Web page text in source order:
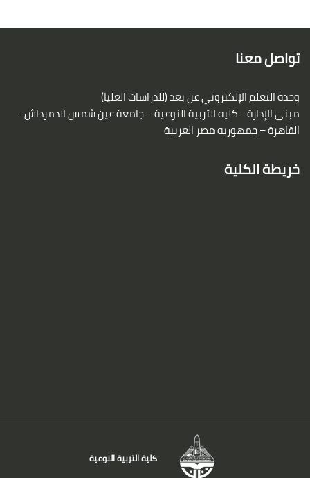
الكتل
تواصل معنا
وحدة التعلم الإلكتروني عن بعد (للدراسات العليا)
مبنى الإدارة - كليه التربية النوعية – جامعة عين شمسالدمرداش–
القاهرة – جمهوريه مصر العربية
خريطة الكلية
كلية التربية النوعية